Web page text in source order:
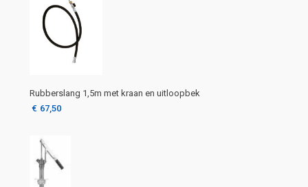
Rubberslang 1,5m met kraan en uitloopbek
€ 67,50